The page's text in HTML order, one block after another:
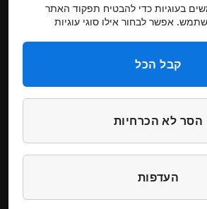
פרטיות ביטולים והחזרות
בעוגיות כדי להבטיח תפקוד האתר
אפשר לבחור אילו סוגי עוגיות
קבל הכל
הסר לא הכרחיות
העדפות